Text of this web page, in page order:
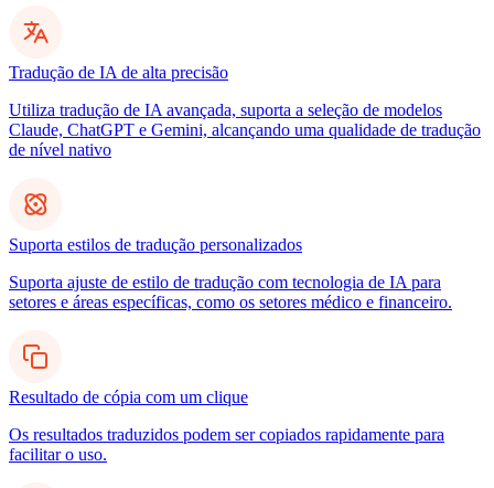
Tradução de IA de alta precisão
Utiliza tradução de IA avançada, suporta a seleção de modelos
Claude, ChatGPT e Gemini, alcançando uma qualidade de tradução
de nível nativo
Suporta estilos de tradução personalizados
Suporta ajuste de estilo de tradução com tecnologia de IA para
setores e áreas específicas, como os setores médico e financeiro.
Resultado de cópia com um clique
Os resultados traduzidos podem ser copiados rapidamente para
facilitar o uso.